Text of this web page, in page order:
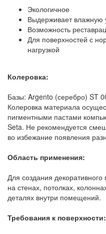
Экологичное
Выдерживает влажную
Возможность
Для поверхностей с
нагрузкой
Колеровка:
Базы: Argento (серебро) ST
Колеровка материала
пигментными пастами
Seta. Не рекомендуется
во избежание появления
Область применения:
Для создания
на стенах, потолках,
деталях внутри помещений.
Требования к поверхности: